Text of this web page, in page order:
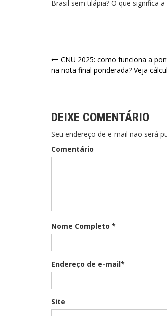
Brasil sem tilápia? O que significa
Navegação
CNU 2025: como funciona a
na nota final ponderada? Veja
DEIXE COMENTÁRIO
Seu endereço de e-mail não será
Comentário
Nome Completo *
Endereço de e-mail*
Site